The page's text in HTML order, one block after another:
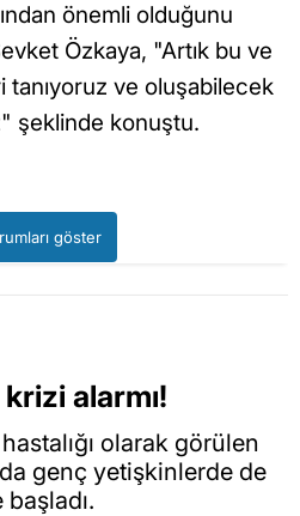
önemli olduğunu
Özkaya, "Artık bu ve
ve oluşabilecek
şeklinde konuştu.
göster
alarmı!
olarak görülen
genç yetişkinlerde de